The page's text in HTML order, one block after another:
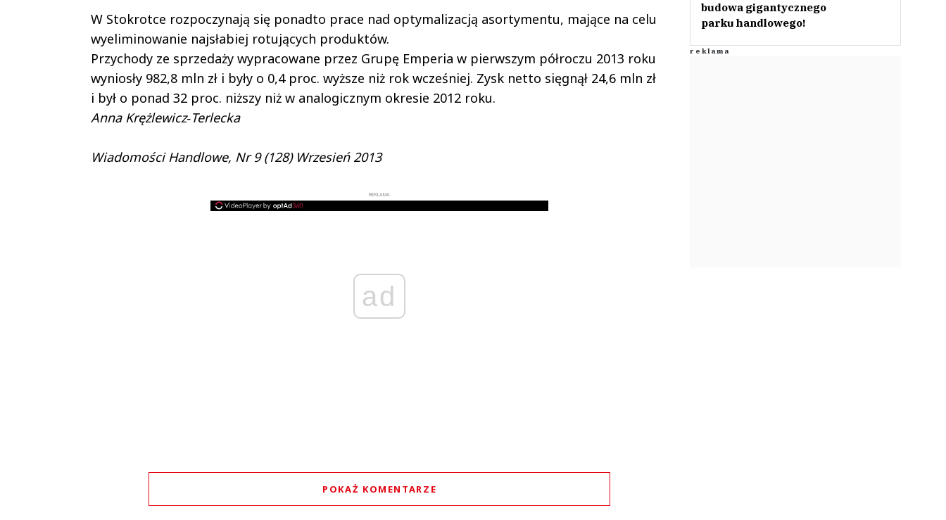
W Stokrotce rozpoczynają się ponadto prace nad optymalizacją asortymentu, mające na celu
wyeliminowanie najsłabiej rotujących produktów.
Przychody ze sprzedaży wypracowane przez Grupę Emperia w pierwszym półroczu 2013 roku
wyniosły 982,8 mln zł i były o 0,4 proc. wyższe niż rok wcześniej. Zysk netto sięgnął 24,6 mln zł
i był o ponad 32 proc. niższy niż w analogicznym okresie 2012 roku.
Anna Krężlewicz­‑Terlecka
Wiadomości Handlowe, Nr 9 (128) Wrzesień 2013
REKLAMA
ad
POKAŻ KOMENTARZE
budowa gigantycznego
parku handlowego!